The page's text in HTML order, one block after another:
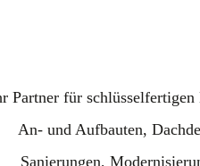
Partner für schlüsselfertigen
An- und Aufbauten,
Sanierungen,